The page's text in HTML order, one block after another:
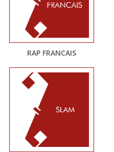
RAP FRANCAIS